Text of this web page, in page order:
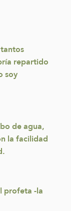
repartido
soy
de agua,
la facilidad
profeta -la